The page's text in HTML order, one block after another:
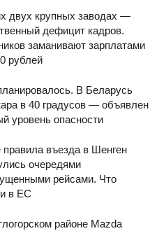
двух крупных заводах —
дефицит кадров.
заманивают зарплатами
рублей
В Беларусь
в 40 градусов — объявлен
уровень опасности
въезда в Шенген
очередями
рейсами. Что
в ЕС
районе Mazda